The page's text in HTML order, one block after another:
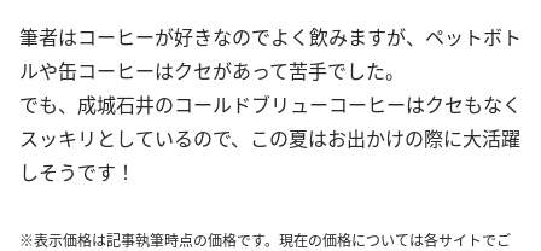
筆者はコーヒーが好きなのでよく飲みますが、ペットボト
ルや缶コーヒーはクセがあって苦手でした。
でも、成城石井のコールドブリューコーヒーはクセもなく
スッキリとしているので、この夏はお出かけの際に大活躍
しそうです！
※表示価格は記事執筆時点の価格です。現在の価格については各サイトでご